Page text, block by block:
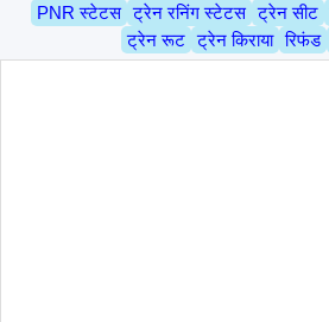
PNR स्टेटस ट्रेन रनिंग स्टेटस ट्रेन सीट
ट्रेन रूट ट्रेन किराया रिफंड